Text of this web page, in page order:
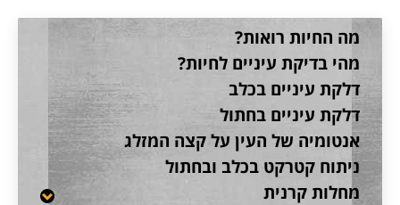
מה החיות רואות?
מהי בדיקת עיניים לחיות?
דלקת עיניים בכלב
דלקת עיניים בחתול
אנטומיה של העין על קצה המזלג
ניתוח קטרקט בכלב ובחתול
מחלות קרנית